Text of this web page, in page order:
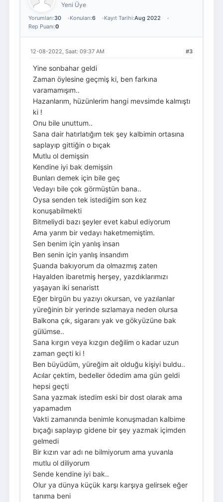
Yeni Üye
Yorumları:30 Konuları:6 Kayıt Tarihi:Aug 2022
Rep Puanı:0
#3
12-08-2022, Saat: 09:37 AM
Yine sonbahar geldi
Zaman öylesine geçmiş ki, ben farkına
varamamışım..
Hazanlarım, hüzünlerim hangi mevsimde kalmıştı
ki !
Onu bile unuttum..
Sana dair hatırlatığım tek şey kalbimin ortasına
saplayıp gittiğin o bıçak
Mutlu ol demişsin
Kendine iyi bak demişsin
Bunları demek için bile geç
Vedayı bile çok görmüştün bana..
Oysa senden tek istediğim son kez
konuşabilmekti
Bitmeliydi bazı şeyler evet kabul ediyorum
Ama yarım bir vedayı haketmemiştim.
Sen benim için yanlış insan
Ben senin için yanlış insandım
Şuanda bakıyorum da olmazmış zaten
Hayalden ibaretmiş herşey, yazdıklarımızı
yaşayan iki senaristt
Eğer birgün bu yazıyı okursan, ve yazılanlar
yüreğinin bir yerinde sızlamaya neden olursa
Balkona çık, sigaranı yak ve gökyüzüne bak
gülümse..
Sana kırgın veya kızgın değilim o kadar uzun
zaman geçti ki !
Ben büyüdüm, yüreğim ait olduğu kişiyi buldu..
Acılar çektim, bedeller ödedim ama gün geldi
hepsi geçti
Sana yazmak istedim eski bir dost olarak ama
yapamadım
Vakti zamanında benimle konuşmadan kalbime
bıçağı saplayıp gidene bir şey yazmak içimden
gelmedi
Bir kızın var adı ne bilmiyorum ama yuvanla
mutlu ol diliyorum
Sende kendine iyi bak..
Olur ya dünya küçük karşı karşıya gelirsek eğer
tanıma beni